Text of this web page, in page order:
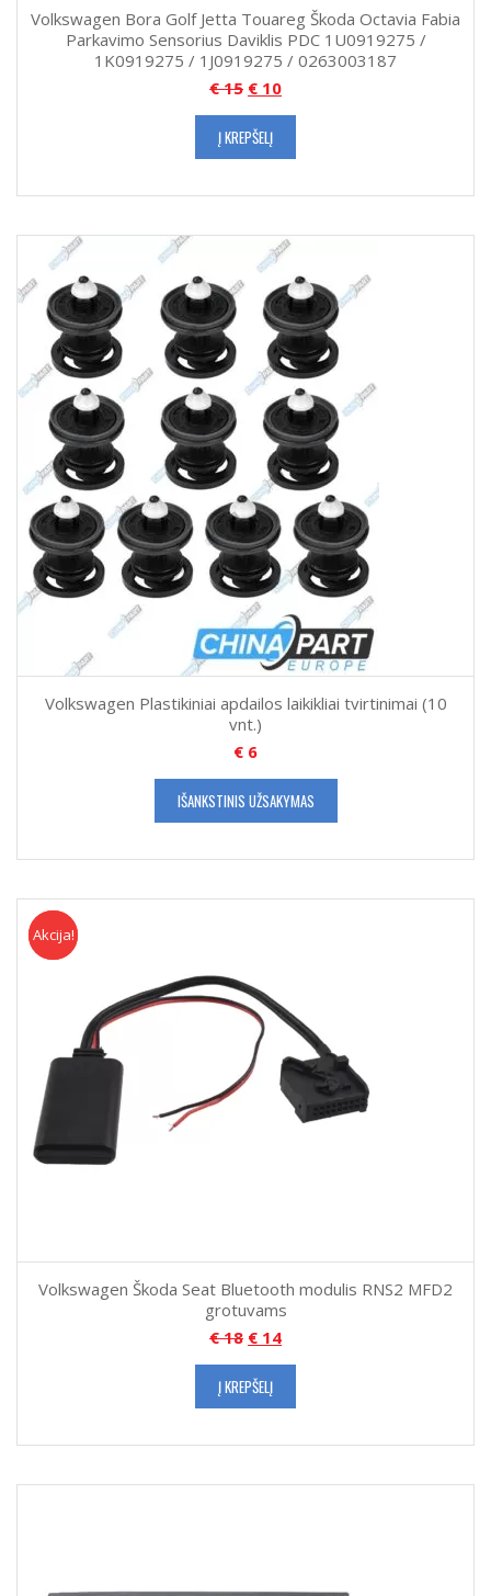
Volkswagen Bora Golf Jetta Touareg Škoda Octavia Fabia
Parkavimo Sensorius Daviklis PDC 1U0919275 /
1K0919275 / 1J0919275 / 0263003187
€15 € 10
Į KREPŠELĮ
Volkswagen Plastikiniai apdailos laikikliai tvirtinimai (10
vnt.)
€ 6
IŠANKSTINIS UŽSAKYMAS
Akcija
Akcija!
Volkswagen Škoda Seat Bluetooth modulis RNS2 MFD2
grotuvams
€18 € 14
Į KREPŠELĮ